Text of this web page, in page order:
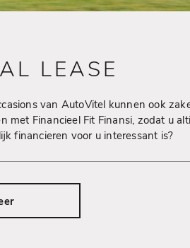
LEASE
van AutoVitel kunnen ook
met Financieel Fit Finansi, zodat u
financieren voor u interessant is?